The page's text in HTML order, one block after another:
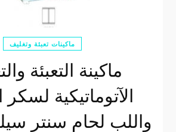
ماكينات تعبئة وتغليف
ماكينة التعبئة
الآتوماتيكية لسكر
واللب لحام سنتر